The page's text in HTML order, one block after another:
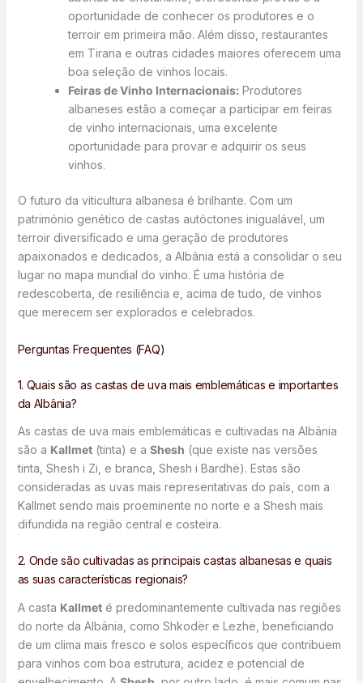
oportunidade de conhecer os produtores e o
terroir em primeira mão. Além disso, restaurantes
em Tirana e outras cidades maiores oferecem uma
boa seleção de vinhos locais.
Feiras de Vinho Internacionais:Produtores
albaneses estão a começar a participar em feiras
de vinho internacionais, uma excelente
oportunidade para provar e adquirir os seus
vinhos.
O futuro da viticultura albanesa é brilhante. Com um
património genético de castas autóctones inigualável, um
terroir diversificado e uma geração de produtores
apaixonados e dedicados, a Albânia está a consolidar o seu
lugar no mapa mundial do vinho. É uma história de
redescoberta, de resiliência e, acima de tudo, de vinhos
que merecem ser explorados e celebrados.
Perguntas Frequentes (FAQ)
1. Quais são as castas de uva mais emblemáticas e importantes
da Albânia?
As castas de uva mais emblemáticas e cultivadas na Albânia
são a Kallmet(tinta) e a Shesh (que existe nas versões
tinta, Shesh i Zi, e branca, Shesh i Bardhë). Estas são
consideradas as uvas mais representativas do país, com a
Kallmet sendo mais proeminente no norte e a Shesh mais
difundida na região central e costeira.
2. Onde são cultivadas as principais castas albanesas e quais
as suas características regionais?
A casta Kallmeté predominantemente cultivada nas regiões
do norte da Albânia, como Shkodër e Lezhë, beneficiando
de um clima mais fresco e solos específicos que contribuem
para vinhos com boa estrutura, acidez e potencial de